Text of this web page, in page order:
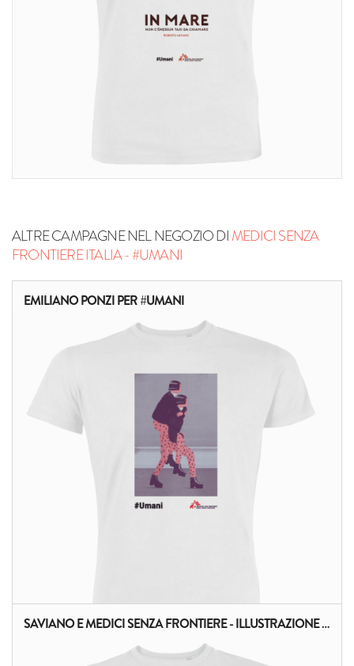
ALTRE CAMPAGNE NEL NEGOZIO DIMEDICI SENZA
FRONTIERE ITALIA - #UMANI
EMILIANO PONZI PER #UMANI
SAVIANO E MEDICI SENZA FRONTIERE - ILLUSTRAZIONE DI PAGLIARDINI